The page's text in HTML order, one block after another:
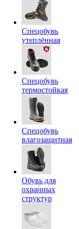
Спецобувь
утеплённая
Спецобувь
термостойкая
Спецобувь
влагозащитная
Обувь для
охранных
структур